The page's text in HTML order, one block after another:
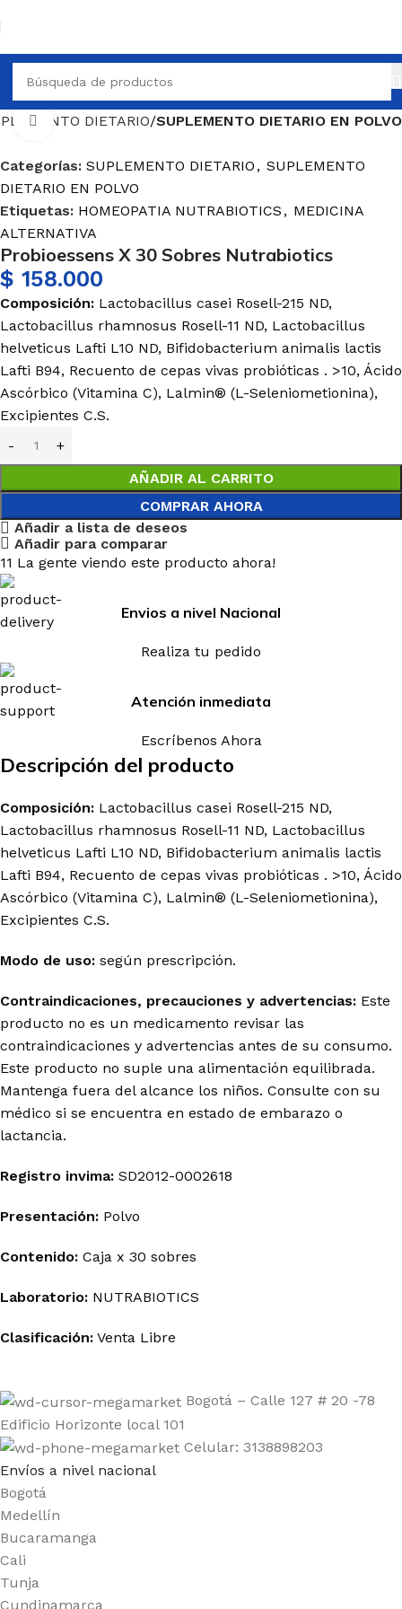
DIETARIO SUPLEMENTO DIETARIO EN POLVO
Haga Click para agrandar
Categorías: SUPLEMENTO DIETARIO , SUPLEMENTO
DIETARIO EN POLVO
Etiquetas: HOMEOPATIA NUTRABIOTICS , MEDICINA
ALTERNATIVA
Probioessens X 30 Sobres Nutrabiotics
$ 158.000
Composición: Lactobacillus casei Rosell-215 ND,
Lactobacillus rhamnosus Rosell-11 ND, Lactobacillus
helveticus Lafti L10 ND, Bifidobacterium animalis lactis
Lafti B94, Recuento de cepas vivas probióticas . >10, Ácido
Ascórbico (Vitamina C), Lalmin® (L-Seleniometionina),
Excipientes C.S.
AÑADIR AL CARRITO
COMPRAR AHORA
Añadir a lista de deseos
Añadir para comparar
11 La gente viendo este producto ahora!
Envios a nivel Nacional
Realiza tu pedido
Atención inmediata
Escríbenos Ahora
Descripción del producto
Composición: Lactobacillus casei Rosell-215 ND,
Lactobacillus rhamnosus Rosell-11 ND, Lactobacillus
helveticus Lafti L10 ND, Bifidobacterium animalis lactis
Lafti B94, Recuento de cepas vivas probióticas . >10, Ácido
Ascórbico (Vitamina C), Lalmin® (L-Seleniometionina),
Excipientes C.S.
Modo de uso: según prescripción.
Contraindicaciones, precauciones y advertencias: Este
producto no es un medicamento revisar las
contraindicaciones y advertencias antes de su consumo.
Este producto no suple una alimentación equilibrada.
Mantenga fuera del alcance los niños. Consulte con su
médico si se encuentra en estado de embarazo o
lactancia.
Registro invima: SD2012-0002618
Presentación: Polvo
Contenido: Caja x 30 sobres
Laboratorio: NUTRABIOTICS
Clasificación: Venta Libre
Bogotá – Calle 127 # 20 -78
Edificio Horizonte local 101
Celular: 3138898203
Envíos a nivel nacional
Bogotá
Medellín
Bucaramanga
Cali
Tunja
Cundinamarca